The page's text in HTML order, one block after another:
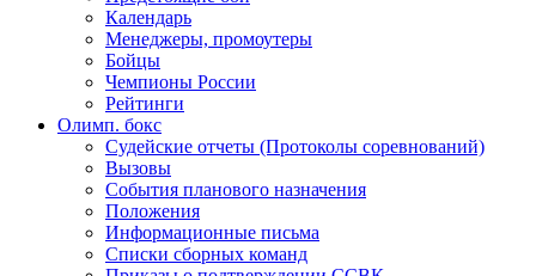
Календарь
Менеджеры, промоутеры
Бойцы
Чемпионы России
Рейтинги
Олимп. бокс
Судейские отчеты (Протоколы соревнований)
Вызовы
События планового назначения
Положения
Информационные письма
Списки сборных команд